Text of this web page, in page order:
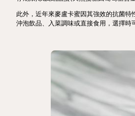
此外，近年來麥盧卡蜜因其強效的抗菌
沖泡飲品、入菜調味或直接食用，選擇時